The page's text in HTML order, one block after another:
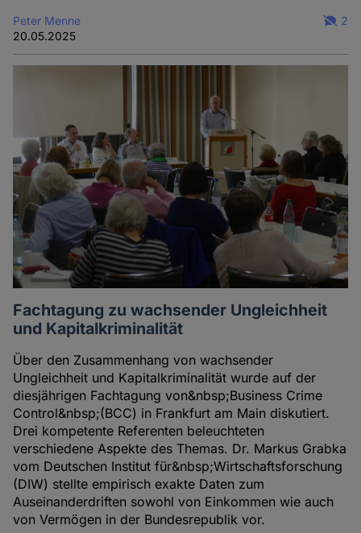
Peter Menne
20.05.2025
2
Fachtagung zu wachsender Ungleichheit
und Kapitalkriminalität
Über den Zusammenhang von wachsender
Ungleichheit und Kapitalkriminalität wurde auf der
diesjährigen Fachtagung von&nbsp;Business Crime
Control&nbsp;(BCC) in Frankfurt am Main diskutiert.
Drei kompetente Referenten beleuchteten
verschiedene Aspekte des Themas. Dr. Markus Grabka
vom Deutschen Institut für&nbsp;Wirtschaftsforschung
(DIW) stellte empirisch exakte Daten zum
Auseinanderdriften sowohl von Einkommen wie auch
von Vermögen in der Bundesrepublik vor.